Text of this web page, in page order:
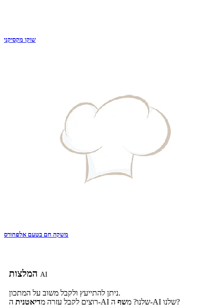
שוקו מקסיקני
משקה חם בטעם אלפחורס
AI
ניתן להתייעץ ולקבל משוב על המתכון.
רוצים לקבל עזרה מדיאטנית ה-AI שלנו? משף ה-AI שלנו?